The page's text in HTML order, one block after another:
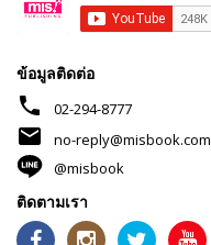
ข้อมูลติดต่อ
phone 02-294-8777
mail
no-reply@misbook.com
@misbook
ติดตามเรา